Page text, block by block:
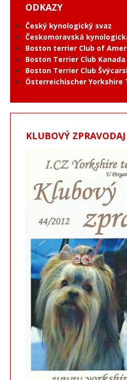
ODKAZY
Český kynologický svaz
Českomoravská
Boston terrier Club of
Boston Terrier Club Kanada
Boston Terrier Club
Österreichischer Yorkshire
KLUBOVÝ ZPRAVODAJ